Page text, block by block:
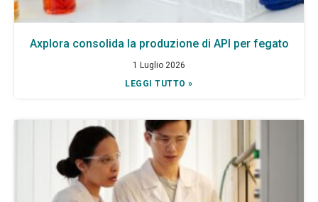
Axplora consolida la produzione di API per fegato
1 Luglio 2026
LEGGI TUTTO »